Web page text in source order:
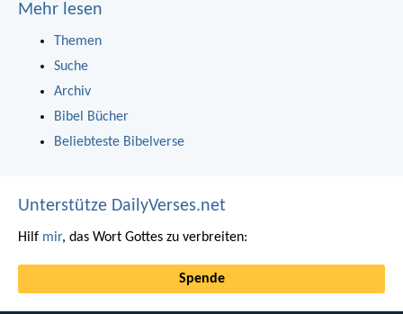
Mehr lesen
Themen
Suche
Archiv
Bibel Bücher
Beliebteste Bibelverse
Unterstütze DailyVerses.net
Hilf mir, das Wort Gottes zu verbreiten:
Spende